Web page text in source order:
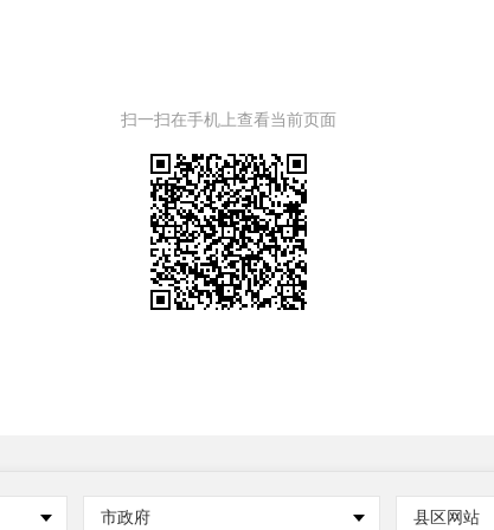
扫一扫在手机上查看当前页面
市政府 县区网站